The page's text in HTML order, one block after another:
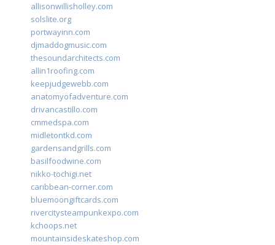
allisonwillisholley.com
solslite.org
portwayinn.com
djmaddogmusic.com
thesoundarchitects.com
allin1roofing.com
keepjudgewebb.com
anatomyofadventure.com
drivancastillo.com
cmmedspa.com
midletontkd.com
gardensandgrills.com
basilfoodwine.com
nikko-tochigi.net
caribbean-corner.com
bluemoongiftcards.com
rivercitysteampunkexpo.com
kchoops.net
mountainsideskateshop.com